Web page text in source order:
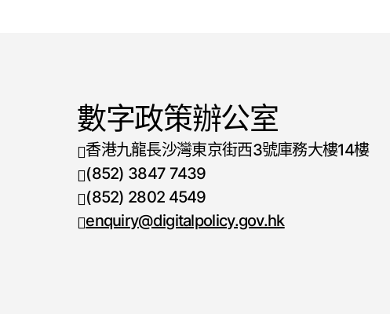
數字政策辦公室
香港九龍長沙灣東京街西3號庫務大樓14樓
電話號碼
(852) 3847 7439
傳真號碼
(852) 2802 4549
enquiry@digitalpolicy.gov.hk